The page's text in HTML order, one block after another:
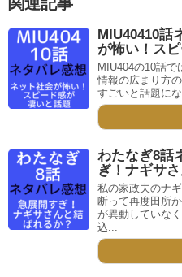
MIU40410話
が怖い！ス
MIU404の10話で
情報の広まり方
すごいと話題に
わたなぎ8話
ぎ！ナギサ
私の家政夫のナ
断って再度田所
が異動していな
込...